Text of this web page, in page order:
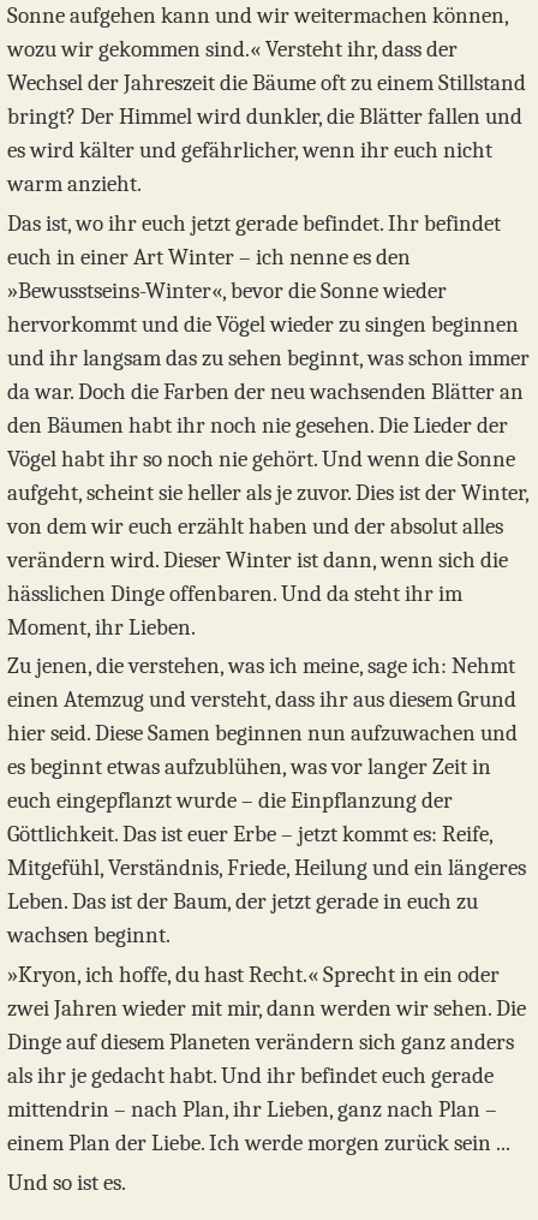
Sonne aufgehen kann und wir weitermachen können,
wozu wir gekommen sind.« Versteht ihr, dass der
Wechsel der Jahreszeit die Bäume oft zu einem Stillstand
bringt? Der Himmel wird dunkler, die Blätter fallen und
es wird kälter und gefährlicher, wenn ihr euch nicht
warm anzieht.
Das ist, wo ihr euch jetzt gerade befindet. Ihr befindet
euch in einer Art Winter – ich nenne es den
»Bewusstseins-Winter«, bevor die Sonne wieder
hervorkommt und die Vögel wieder zu singen beginnen
und ihr langsam das zu sehen beginnt, was schon immer
da war. Doch die Farben der neu wachsenden Blätter an
den Bäumen habt ihr noch nie gesehen. Die Lieder der
Vögel habt ihr so noch nie gehört. Und wenn die Sonne
aufgeht, scheint sie heller als je zuvor. Dies ist der Winter,
von dem wir euch erzählt haben und der absolut alles
verändern wird. Dieser Winter ist dann, wenn sich die
hässlichen Dinge offenbaren. Und da steht ihr im
Moment, ihr Lieben.
Zu jenen, die verstehen, was ich meine, sage ich: Nehmt
einen Atemzug und versteht, dass ihr aus diesem Grund
hier seid. Diese Samen beginnen nun aufzuwachen und
es beginnt etwas aufzublühen, was vor langer Zeit in
euch eingepflanzt wurde – die Einpflanzung der
Göttlichkeit. Das ist euer Erbe – jetzt kommt es: Reife,
Mitgefühl, Verständnis, Friede, Heilung und ein längeres
Leben. Das ist der Baum, der jetzt gerade in euch zu
wachsen beginnt.
»Kryon, ich hoffe, du hast Recht.« Sprecht in ein oder
zwei Jahren wieder mit mir, dann werden wir sehen. Die
Dinge auf diesem Planeten verändern sich ganz anders
als ihr je gedacht habt. Und ihr befindet euch gerade
mittendrin – nach Plan, ihr Lieben, ganz nach Plan –
einem Plan der Liebe. Ich werde morgen zurück sein ...
Und so ist es.